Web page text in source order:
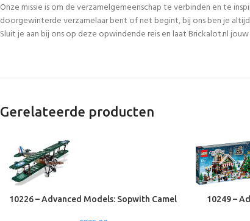
Onze missie is om de verzamelgemeenschap te verbinden en te
doorgewinterde verzamelaar bent of net begint, bij ons ben je
Sluit je aan bij ons op deze opwindende reis en laat Brickalot.nl
Gerelateerde producten
10226 – Advanced Models: Sopwith Camel 10249 –